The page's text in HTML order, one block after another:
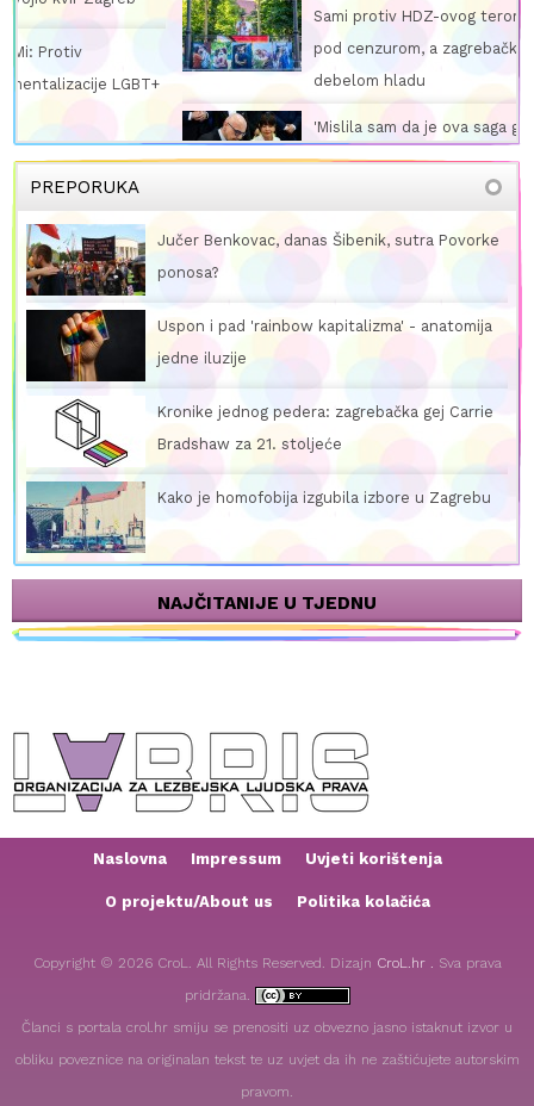
Sami protiv HDZ-ovog terora: Karlovac Pride
pod cenzurom, a zagrebački aktivisti šute u
debelom hladu
'Mislila sam da je ova saga gotova': Država
ponovno poslala poruku duginoj obitelji da
PREPORUKA
Kako je homofobija izgubila izbore u Zagrebu
O projektu/About us Politika kolačića
Copyright © 2026 CroL. All Rights Reserved. DizajnCroL.hr . Sva prava
pridržana.
Članci s portala crol.hr smiju se prenositi uz obvezno jasno istaknut izvor u